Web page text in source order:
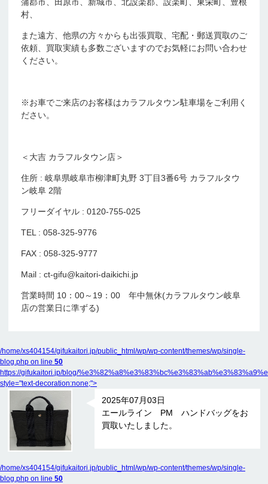
蒲郡市、田原市、新城市、北設楽郡、設楽町、東栄町、豊根
村、
また遠方、他県の方々からも出張買取、宅配・郵送買取のご
依頼、買取実績も多数ございますのでお気軽にお問い合わせ
ください。
※お車でご来店のお客様はカラフルタウン駐車場をご利用く
ださい。
＜大吉 カラフルタウン店＞
住所 : 岐阜県岐阜市柳津町丸野 3丁目3番6号 カラフルタウ
ン岐阜 2階
フリーダイヤル : 0120-755-025
TEL : 058-325-9776
FAX : 058-325-9777
Mail : ct-gifu@kaitori-daikichi.jp
営業時間 10：00～19：00 年中無休(カラフルタウン岐阜
店の営業日に準ずる)
/home/xs404154/gifukaitori.jp/public_html/wp/wp-content/themes/wp/single-
blog.php on line 50
https://gifukaitori.jp/blog/
style="text-decoration:none;">
2025年07月03日
エールライン PM ハンドバッグをお
買取いたしました。
/home/xs404154/gifukaitori.jp/public_html/wp/wp-content/themes/wp/single-
blog.php on line 50